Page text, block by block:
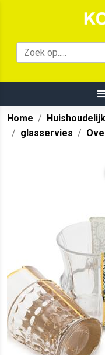
Home Huishoudelijk
glasservies